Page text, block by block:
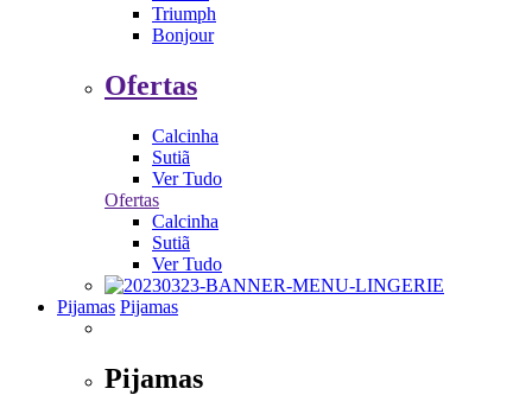
Triumph
Bonjour
Ofertas
Calcinha
Sutiã
Ver Tudo
Ofertas
Calcinha
Sutiã
Ver Tudo
Pijamas Pijamas
Pijamas